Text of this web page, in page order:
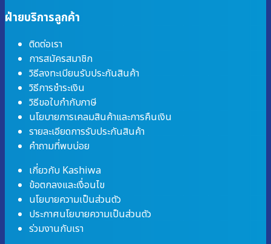
ฝ่ายบริการลูกค้า
ติดต่อเรา
การสมัครสมาชิก
วิธีลงทะเบียนรับประกันสินค้า
วิธีการชำระเงิน
วิธีขอใบกำกับภาษี
นโยบายการเคลมสินค้าและการคืนเงิน
รายละเอียดการรับประกันสินค้า
คำถามที่พบบ่อย
เกี่ยวกับ Kashiwa
ข้อตกลงและเงื่อนไข
นโยบายความเป็นส่วนตัว
ประกาศนโยบายความเป็นส่วนตัว
ร่วมงานกับเรา